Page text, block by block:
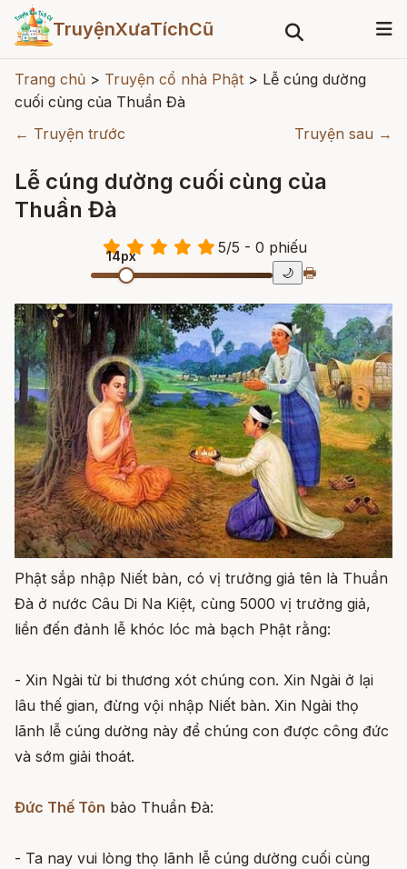
TruyệnXưaTíchCũ
Trang chủ > Truyện cổ nhà Phật > Lễ cúng dường
cuối cùng của Thuần Đà
← Truyện trước
Truyện sau →
Lễ cúng dường cuối cùng của
Thuần Đà
5/5 - 0 phiếu
14px
🌙 🖶
Phật sắp nhập Niết bàn, có vị trưởng giả tên là Thuần
Đà ở nước Câu Di Na Kiệt, cùng 5000 vị trưởng giả,
liền đến đảnh lễ khóc lóc mà bạch Phật rằng:
- Xin Ngài từ bi thương xót chúng con. Xin Ngài ở lại
lâu thế gian, đừng vội nhập Niết bàn. Xin Ngài thọ
lãnh lễ cúng dường này để chúng con được công đức
và sớm giải thoát.
Đức Thế Tôn bảo Thuần Đà:
- Ta nay vui lòng thọ lãnh lễ cúng dường cuối cùng